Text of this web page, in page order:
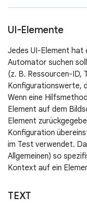
UI-Elemente
Jedes UI-Element hat
Automator suchen
(z. B. Ressourcen-ID,
Konfigurationswerte,
Wenn eine
Element auf dem
Element
Konfiguration
im Test verwendet.
Allgemeinen) so
Kontext auf ein
TEXT